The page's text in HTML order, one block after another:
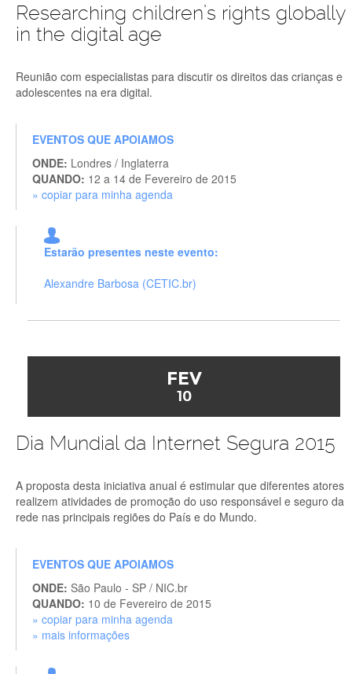
Researching children’s rights globally
in the digital age
Reunião com especialistas para discutir os direitos das crianças e
adolescentes na era digital.
EVENTOS QUE APOIAMOS
ONDE: Londres / Inglaterra
QUANDO: 12 a 14 de Fevereiro de 2015
» copiar para minha agenda
Estarão presentes neste evento:
Alexandre Barbosa (CETIC.br)
FEV
10
Dia Mundial da Internet Segura 2015
A proposta desta iniciativa anual é estimular que diferentes atores
realizem atividades de promoção do uso responsável e seguro da
rede nas principais regiões do País e do Mundo.
EVENTOS QUE APOIAMOS
ONDE: São Paulo - SP / NIC.br
QUANDO: 10 de Fevereiro de 2015
» copiar para minha agenda
» mais informações